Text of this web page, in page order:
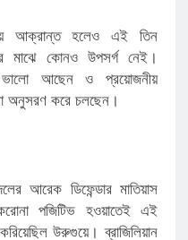
আক্রান্ত হলেও এই তিন
মাঝে কোনও উপসর্গ নেই।
আছেন ও প্রয়োজনীয়
অনুসরণ করে চলছেন।
আরেক ডিফেন্ডার মাতিয়াস
পজিটিভ হওয়াতেই এই
করিয়েছিল উরুগুয়ে। ব্রাজিলিয়ান